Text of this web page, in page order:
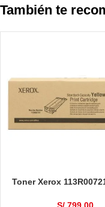
También te
Toner Xerox